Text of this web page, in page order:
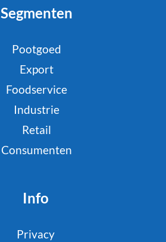
Segmenten
Pootgoed
Export
Foodservice
Industrie
Retail
Consumenten
Info
Privacy